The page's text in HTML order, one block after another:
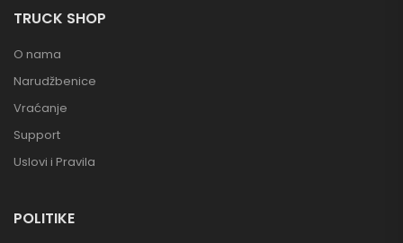
TRUCK SHOP
O nama
Narudžbenice
Vraćanje
Support
Uslovi i Pravila
POLITIKE